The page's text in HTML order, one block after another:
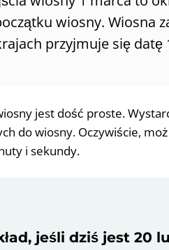
wiosny. Wiosna
przyjmuje się
jest dość proste.
do wiosny. Oczywiście,
i sekundy.
jeśli dziś jest 20